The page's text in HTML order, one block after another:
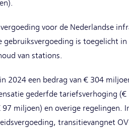
voor de Nederlandse
gebruiksvergoeding is toegelicht
van stations.
2024 een bedrag van € 304
gederfde tariefsverhoging
miljoen) en overige regelingen.
transitievangnet